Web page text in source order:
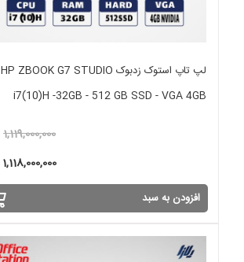
لپ تاپ استوک زدبوک HP ZBOOK G7 STUDIO
i7(10)H -32GB - 512 GB SSD - VGA 4GB
1,119,000,000
1,118,000,000 ریال
افزودن به سبد